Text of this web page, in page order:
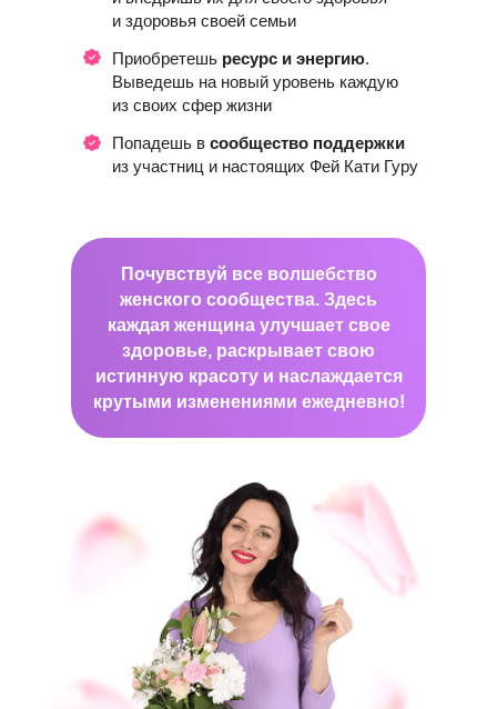
Почувствуй все волшебство
женского сообщества. Здесь
каждая женщина улучшает свое
здоровье, раскрывает свою
истинную красоту и наслаждается
крутыми изменениями ежедневно!
и здоровья своей семьи
Приобретешь ресурс и энергию.
Выведешь на новый уровень каждую
из своих сфер жизни
Попадешь в сообщество поддержки
из участниц и настоящих Фей Кати Гуру